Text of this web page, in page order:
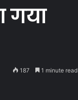
गया
187 1 minute read